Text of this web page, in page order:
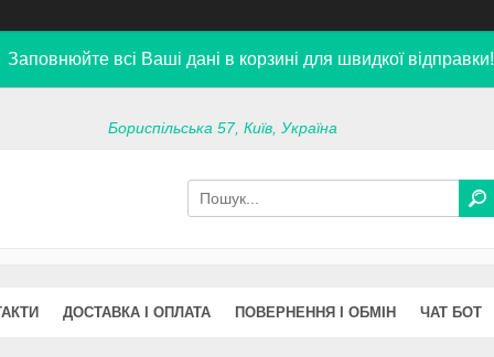
Заповнюйте всі Ваші дані в корзині для швидкої відправки!
Бориспільська 57, Київ, Україна
ДОСТАВКА І ОПЛАТА ПОВЕРНЕННЯ І ОБМІН ЧАТ БОТ